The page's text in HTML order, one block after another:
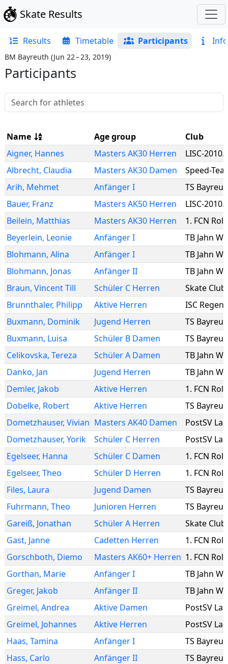
Skate Results
Results Timetable Participants Info
BM Bayreuth (Jun 22 – 23, 2019)
Participants
Name Age group
Club
Aigner, Hannes Masters AK30 Herren
LISC-
Albrecht, Claudia Masters AK30 Damen
Speed-
Arih, Mehmet Anfänger I
TS
Bauer, Franz Masters AK50 Herren
LISC-
Beilein, Matthias Masters AK30 Herren
1. FCN
Beyerlein, Leonie Anfänger I
TB Jahn
Blohmann, Alina Anfänger I
TB Jahn
Blohmann, Jonas Anfänger II
TB Jahn
Braun, Vincent Till Schüler C Herren
Skate
Brunnthaler, Philipp Aktive Herren
ISC
Buxmann, Dominik Jugend Herren
TS
Buxmann, Luisa Schüler B Damen
TS
Celikovska, Tereza Schüler A Damen
TB Jahn
Danko, Jan Jugend Herren
TB Jahn
Demler, Jakob Aktive Herren
1. FCN
Dobelke, Robert Aktive Herren
TS
Dometzhauser, Vivian Masters AK40 Damen
PostSV
Dometzhauser, Yorik Schüler C Herren
PostSV
Egelseer, Hanna Schüler C Damen
1. FCN
Egelseer, Theo Schüler D Herren
1. FCN
Files, Laura Jugend Damen
TS
Fuhrmann, Theo Junioren Herren
TS
Gareiß, Jonathan Schüler A Herren
Skate
Gast, Janne Cadetten Herren
1. FCN
Gorschboth, Diemo Masters AK60+ Herren 1. FCN
Gorthan, Marie Anfänger I
TB Jahn
Greger, Jakob Anfänger II
TB Jahn
Greimel, Andrea Aktive Damen
PostSV
Greimel, Johannes Aktive Herren
PostSV
Haas, Tamina Anfänger I
TS
Hass, Carlo Anfänger II
TS